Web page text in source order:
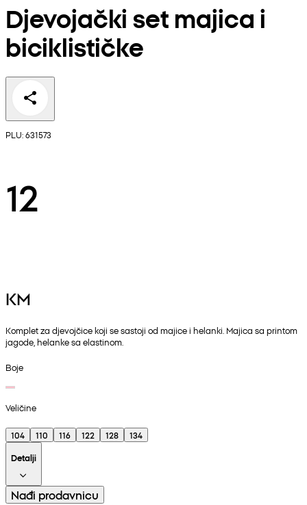
Djevojački set majica i
biciklističke
PLU: 631573
12
KM
Komplet za djevojčice koji se sastoji od majice i helanki. Majica sa printom
jagode, helanke sa elastinom.
Boje
Veličine
104 110 116 122 128
134
Detalji
Nađi prodavnicu